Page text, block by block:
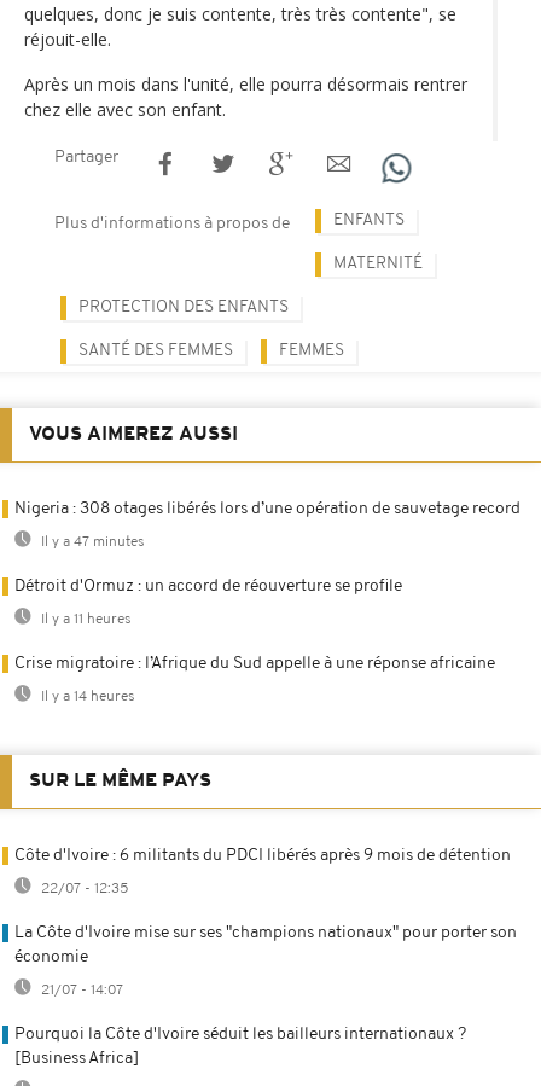
quelques, donc je suis contente, très très contente", se
réjouit-elle.
Après un mois dans l'unité, elle pourra désormais rentrer
chez elle avec son enfant.
Partager
Plus d'informations à propos de ENFANTS
MATERNITÉ
PROTECTION DES ENFANTS
SANTÉ DES FEMMES FEMMES
VOUS AIMEREZ AUSSI
Nigeria : 308 otages libérés lors d’une opération de sauvetage record
Il y a 47 minutes
Détroit d'Ormuz : un accord de réouverture se profile
Il y a 11 heures
Crise migratoire : l’Afrique du Sud appelle à une réponse africaine
Il y a 14 heures
SUR LE MÊME PAYS
Côte d'Ivoire : 6 militants du PDCI libérés après 9 mois de détention
22/07 - 12:35
La Côte d'Ivoire mise sur ses "champions nationaux" pour porter son
économie
21/07 - 14:07
Pourquoi la Côte d'Ivoire séduit les bailleurs internationaux ?
[Business Africa]